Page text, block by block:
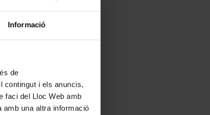
Informació
de
contingut i els anuncis,
faci del Lloc Web amb
amb una altra informació